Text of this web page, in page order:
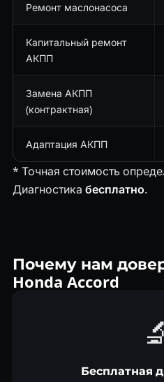
Ремонт маслонасоса
Капитальный ремонт
АКПП
Замена АКПП
(контрактная)
Адаптация АКПП
* Точная стоимость
Диагностика бесплатно.
Почему нам
Honda Accord
🔬
Бесплатная